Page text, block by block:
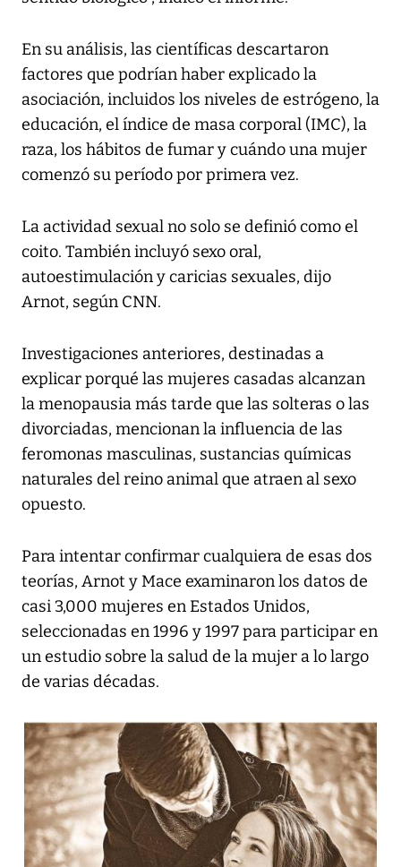
En su análisis, las científicas descartaron
factores que podrían haber explicado la
asociación, incluidos los niveles de estrógeno, la
educación, el índice de masa corporal (IMC), la
raza, los hábitos de fumar y cuándo una mujer
comenzó su período por primera vez.
La actividad sexual no solo se definió como el
coito. También incluyó sexo oral,
autoestimulación y caricias sexuales, dijo
Arnot, según CNN.
Investigaciones anteriores, destinadas a
explicar porqué las mujeres casadas alcanzan
la menopausia más tarde que las solteras o las
divorciadas, mencionan la influencia de las
feromonas masculinas, sustancias químicas
naturales del reino animal que atraen al sexo
opuesto.
Para intentar confirmar cualquiera de esas dos
teorías, Arnot y Mace examinaron los datos de
casi 3,000 mujeres en Estados Unidos,
seleccionadas en 1996 y 1997 para participar en
un estudio sobre la salud de la mujer a lo largo
de varias décadas.